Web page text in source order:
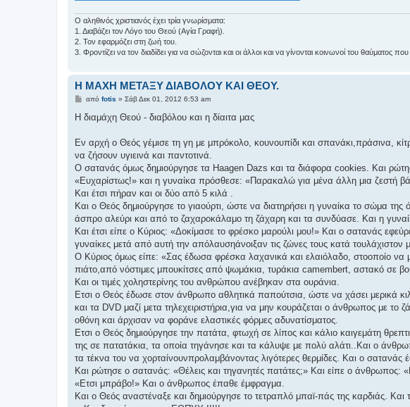
Ο αληθινός χριστιανός έχει τρία γνωρίσματα:
1. Διαβάζει τον Λόγο του Θεού (Αγία Γραφή).
2. Τον εφαρμόζει στη ζωή του.
3. Φροντίζει να τον διαδίδει για να σώζονται και οι άλλοι και να γίνονται κοινωνοί του θαύματος που
Η ΜΑΧΗ ΜΕΤΑΞΥ ΔΙΑΒΟΛΟΥ ΚΑΙ ΘΕΟΥ.
Δ
μ
ί
υ
σ
από fotis » Σάβ Δεκ 01, 2012 6:53 am
Η διαμάχη Θεού - διαβόλου και η δίαιτα μας
Εν αρχή ο Θεός γέμισε τη γη με μπρόκολο, κουνουπίδι και σπανάκι,πράσινα,
να ζήσουν υγιεινά και παντοτινά.
Ο σατανάς όμως δημιούργησε τα Haagen Dazs και τα διάφορα cookies. Και
«Ευχαρίστως!» και η γυναίκα πρόσθεσε: «Παρακαλώ για μένα άλλη μια ζεστή
Και έτσι πήραν και οι δύο από 5 κιλά .
Και ο Θεός δημιούργησε το γιαούρτι, ώστε να διατηρήσει η γυναίκα το σώμα
άσπρο αλεύρι και από το ζαχαροκάλαμο τη ζάχαρη και τα συνδύασε. Και η
Και έτσι είπε ο Κύριος: «Δοκίμασε το φρέσκο μαρούλι μου!» Και ο σατανάς
γυναίκες μετά από αυτή την απόλαυσηάνοιξαν τις ζώνες τους κατά τουλάχιστον
Ο Κύριος όμως είπε: «Σας έδωσα φρέσκα λαχανικά και ελαιόλαδο, στοοποίο να
πιάτο,από νόστιμες μπουκίτσες από ψωμάκια, τυράκια camembert, αστακό σε
Και οι τιμές χοληστερίνης του ανθρώπου ανέβηκαν στα ουράνια.
Ετσι ο Θεός έδωσε στον άνθρωπο αθλητικά παπούτσια, ώστε να χάσει μερικά
και τα DVD μαζί μετα τηλεχειριστήρια,για να μην κουράζεται ο άνθρωπος με το
οθόνη και άρχισαν να φοράνε ελαστικές φόρμες αδυνατίσματος.
Ετσι ο Θεός δημιούργησε την πατάτα, φτωχή σε λίπος και κάλιο καιγεμάτη
της σε πατατάκια, τα οποία τηγάνησε και τα κάλυψε με πολύ αλάτι..Και ο
τα τέκνα του να χορταίνουνπρολαμβάνοντας λιγότερες θερμίδες. Και ο
Και ρώτησε ο σατανάς: «Θέλεις και τηγανητές πατάτες;» Και είπε ο άνθρωπος:
«Ετσι μπράβο!» Και ο άνθρωπος έπαθε έμφραγμα.
Και ο Θεός αναστέναξε και δημιούργησε το τετραπλό μπαϊ-πάς της καρδιάς. Και